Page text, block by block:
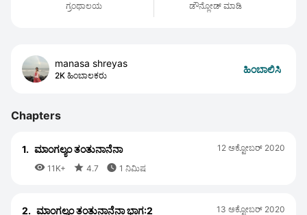
ಗ್ರಂಥಾಲಯ ಡೌನ್ಲೋಡ್ ಮಾಡಿ
manasa shreyas
2K ಹಿಂಬಾಲಕರು
ಹಿಂಬಾಲಿಸಿ
Chapters
1. ಮಾಂಗಲ್ಯಂ ತಂತುನಾನೆನಾ
 11K+  4.7  1 ನಿಮಿಷ
12 ಅಕ್ಟೋಬರ್ 2020
2. ಮಾಂಗಲ್ಯಂ ತಂತುನಾನೆನಾ ಭಾಗ:2 13 ಅಕ್ಟೋಬರ್ 2020